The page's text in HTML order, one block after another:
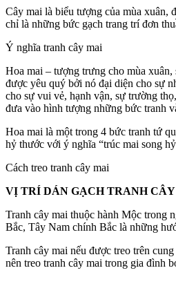
Cây mai là biểu tượng của mùa xuân,
chỉ là những bức gạch trang trí đơn
Ý nghĩa tranh cây mai
Hoa mai – tượng trưng cho mùa
được yêu quý bởi nó đại diện cho sự
cho sự vui vẻ, hạnh vận, sự trường
đưa vào hình tượng những bức tranh
Hoa mai là một trong 4 bức tranh tứ
hỷ thước với ý nghĩa “trúc mai song
Cách treo tranh cây mai
VỊ TRÍ DÁN GẠCH TRANH
Tranh cây mai thuộc hành Mộc trong
Bắc, Tây Nam chính Bắc là những
Tranh cây mai nếu được treo trên
nên treo tranh cây mai trong gia đình